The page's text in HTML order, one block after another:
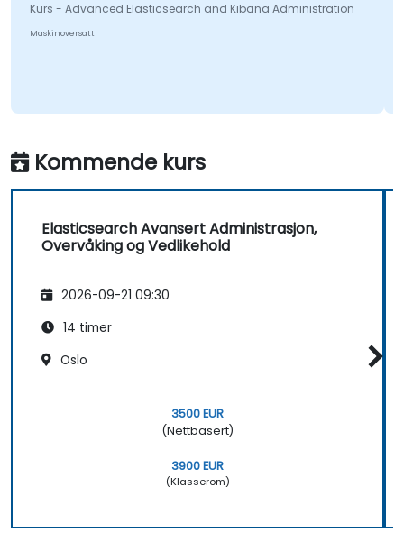
Kurs - Advanced Elasticsearch and Kibana Administration
Maskinoversatt
Kommende kurs
Elasticsearch Avansert Administrasjon,
Overvåking og Vedlikehold
2026-09-21 09:30
14 timer
Oslo
3500 EUR
(Nettbasert)
3900 EUR
(Klasserom)